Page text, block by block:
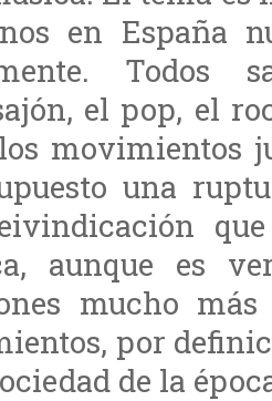
en España
Todos
el pop, el
movimientos
una
aunque es
mucho
por
de la